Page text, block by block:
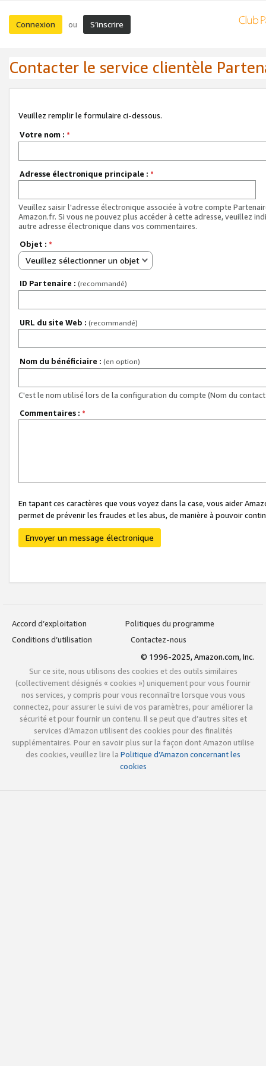
Connexion ou S’inscrire
Contacter le service clientèle
Veuillez remplir le formulaire ci-dessous.
Votre nom : *
Adresse électronique principale : *
Veuillez saisir l'adresse électronique associée à votre compte
Amazon.fr. Si vous ne pouvez plus accéder à cette adresse, veuillez
autre adresse électronique dans vos commentaires.
Objet : *
Veuillez sélectionner un objet
ID Partenaire : (recommandé)
URL du site Web : (recommandé)
Nom du bénéficiaire : (en option)
C'est le nom utilisé lors de la configuration du compte (Nom du
Commentaires : *
En tapant ces caractères que vous voyez dans la case, vous aider
permet de prévenir les fraudes et les abus, de manière à pouvoir
Envoyer un message électronique
Accord d’exploitation
Politiques du programme
Conditions d’utilisation
Contactez-nous
© 1996-2025, Amazon.com, Inc.
Sur ce site, nous utilisons des cookies et des outils similaires
(collectivement désignés « cookies ») uniquement pour vous fournir
nos services, y compris pour vous reconnaître lorsque vous vous
connectez, pour assurer le suivi de vos paramètres, pour améliorer la
sécurité et pour fournir un contenu. Il se peut que d’autres sites et
services d’Amazon utilisent des cookies pour des finalités
supplémentaires. Pour en savoir plus sur la façon dont Amazon utilise
des cookies, veuillez lire la Politique d’Amazon concernant les
cookies